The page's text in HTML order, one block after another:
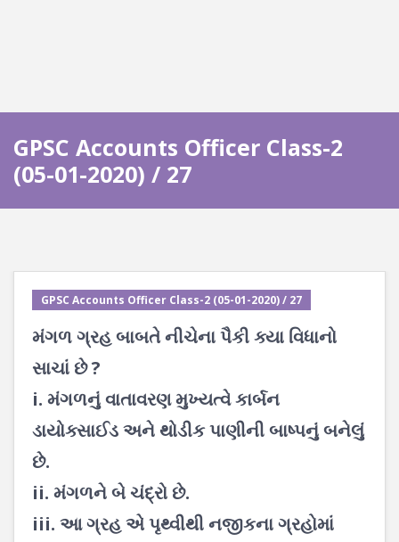
GPSC Accounts Officer Class-2
(05-01-2020) / 27
GPSC Accounts Officer Class-2 (05-01-2020) / 27
મંગળ ગ્રહ બાબતે નીચેના પૈકી ક્યા વિધાનો
સાચાં છે ?
i. મંગળનું વાતાવરણ મુખ્યત્વે કાર્બન
ડાયોક્સાઈડ અને થોડીક પાણીની બાષ્પનું બનેલું
છે.
ii. મંગળને બે ચંદ્રો છે.
iii. આ ગ્રહ એ પૃથ્વીથી નજીકના ગ્રહોમાં